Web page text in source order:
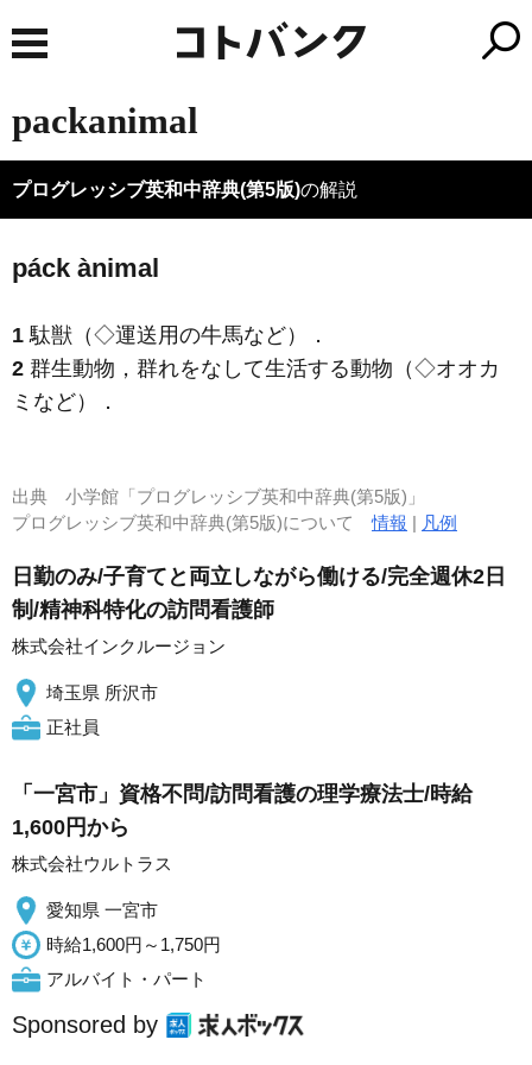
packanimal
プログレッシブ英和中辞典(第5版)の解説
páck ànimal
1 駄獣（◇運送用の牛馬など）
．
2 群生動物，群れをなして生活する動物（◇オオカ
ミなど）
．
出典 小学館「プログレッシブ英和中辞典(第5版)」
プログレッシブ英和中辞典(第5版)について情報 | 凡例
日勤のみ/子育てと両立しながら働ける/完全週休2日
制/精神科特化の訪問看護師
株式会社インクルージョン
埼玉県 所沢市
正社員
「一宮市」資格不問/訪問看護の理学療法士/時給
1,600円から
株式会社ウルトラス
愛知県 一宮市
時給1,600円～1,750円
アルバイト・パート
Sponsored by